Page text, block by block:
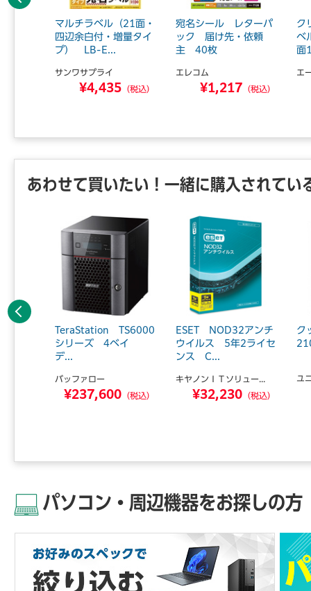
マルチラベル（21面・
四辺余白付・増量タイ
プ） LB-E...
サンワサプライ
¥4,435 （税込）
宛名シール レターパ
ック 届け先・依頼
主 40枚
エレコム
¥1,217 （税込）
ク
ベ
面
エ
前へ
あわせて買いたい！一緒に購入されてい
TeraStation TS6000
シリーズ 4ベイ
デ...
バッファロー
¥237,600 （税込）
ESET NOD32アンチ
ウイルス 5年2ライセ
ンス C...
キヤノンＩＴソリュー...
¥32,230 （税込）
ク
ユ
前へ
パソコン・周辺機器をお探しの方